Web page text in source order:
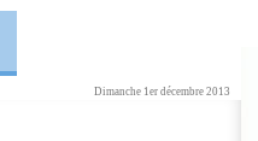
Dimanche 1er décembre 2013